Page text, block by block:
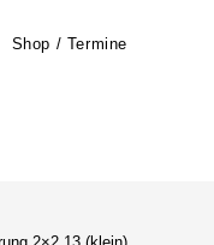
Shop / Termine
2×2 13 (klein)